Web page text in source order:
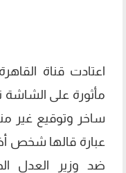
اعتادت قناة
مأثورة على
ساخر وتوقيع غير
عبارة قالها شخص
ضد وزير العدل